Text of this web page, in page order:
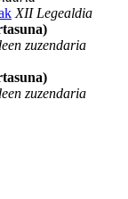
XII Legealdia
zuzendaria
zuzendaria